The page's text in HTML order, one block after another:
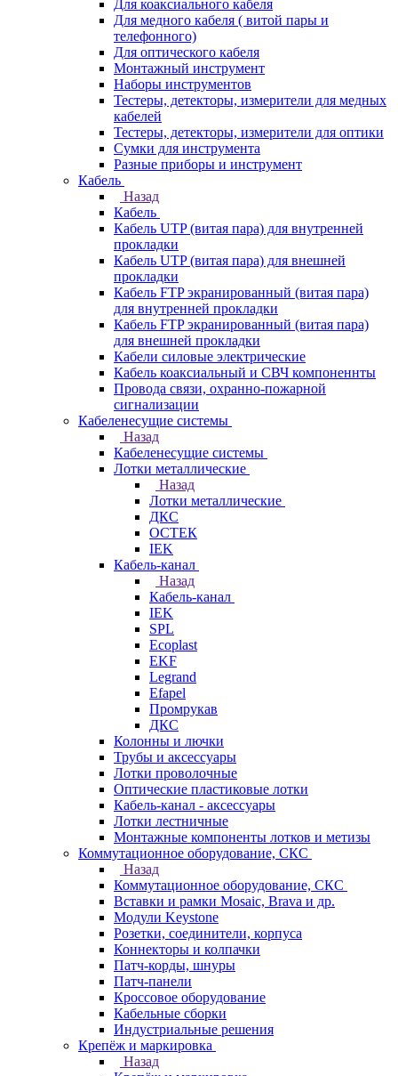
Для коаксиального кабеля
Для медного кабеля ( витой пары и
телефонного)
Для оптического кабеля
Монтажный инструмент
Наборы инструментов
Тестеры, детекторы, измерители для медных
кабелей
Тестеры, детекторы, измерители для оптики
Сумки для инструмента
Разные приборы и инструмент
Кабель
Назад
Кабель
Кабель UTP (витая пара) для внутренней
прокладки
Кабель UTP (витая пара) для внешней
прокладки
Кабель FTP экранированный (витая пара)
для внутренней прокладки
Кабель FTP экранированный (витая пара)
для внешней прокладки
Кабели силовые электрические
Кабель коаксиальный и СВЧ компоненнты
Провода связи, охранно-пожарной
сигнализации
Кабеленесущие системы
Назад
Кабеленесущие системы
Лотки металлические
Назад
Лотки металлические
ДКС
ОСТЕК
IEK
Кабель-канал
Назад
Кабель-канал
IEK
SPL
Ecoplast
EKF
Legrand
Efapel
Промрукав
ДКС
Колонны и лючки
Трубы и аксессуары
Лотки проволочные
Оптические пластиковые лотки
Кабель-канал - аксессуары
Лотки лестничные
Монтажные компоненты лотков и метизы
Коммутационное оборудование, СКС
Назад
Коммутационное оборудование, СКС
Вставки и рамки Mosaic, Brava и др.
Модули Keystone
Розетки, соединители, корпуса
Коннекторы и колпачки
Патч-корды, шнуры
Патч-панели
Кроссовое оборудование
Кабельные сборки
Индустриальные решения
Крепёж и маркировка
Назад